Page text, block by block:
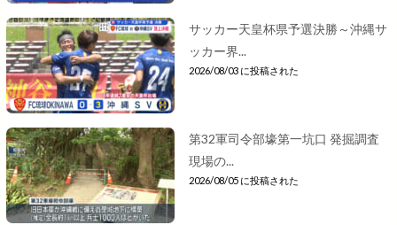
サッカー天皇杯県予選決勝～沖縄サ
ッカー界...
2026/08/03 に投稿された
第32軍司令部壕第一坑口 発掘調査
現場の...
2026/08/05 に投稿された